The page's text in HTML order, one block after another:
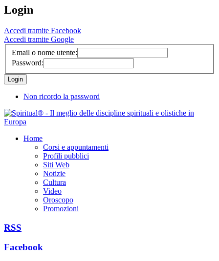
Login
Accedi tramite Facebook
Accedi tramite Google
Email o nome utente:
Password:
Non ricordo la password
Home
Corsi e appuntamenti
Profili pubblici
Siti Web
Notizie
Cultura
Video
Oroscopo
Promozioni
RSS
Facebook